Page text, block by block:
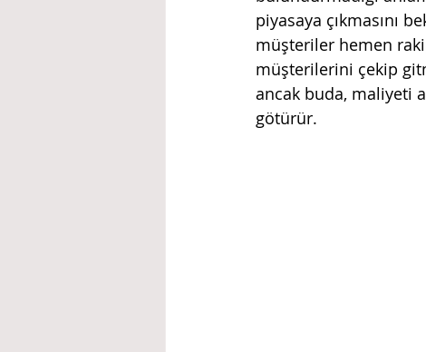
piyasaya çıkmasını
müşteriler hemen
müşterilerini çekip
ancak buda, maliyeti
götürür.